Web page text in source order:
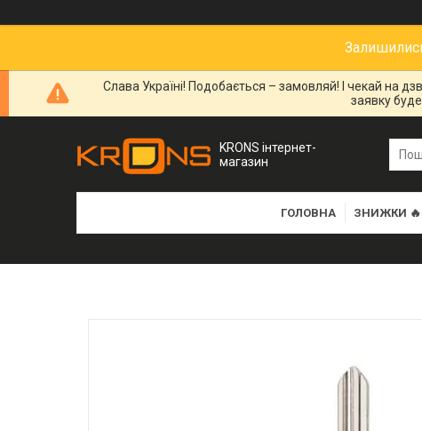
Слава Україні! Подобається – замовляй! І чекай на
заявку
KRONS інтернет-
магазин
ГОЛОВНА ЗНИЖКИ 🔥